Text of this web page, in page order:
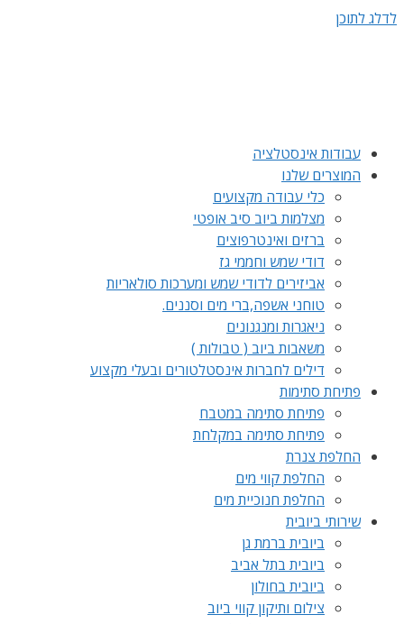
לדלג לתוכן
עבודות אינסטלציה
המוצרים שלנו
כלי עבודה מקצועים
מצלמות ביוב סיב אופטי
ברזים ואינטרפוצים
דודי שמש וחממי גז
אביזירים לדודי שמש ומערכות סולאריות
טוחני אשפה,ברי מים וסננים.
ניאגרות ומנגנונים
משאבות ביוב ( טבולות )
דילים לחברות אינסטלטורים ובעלי מקצוע
פתיחת סתימות
פתיחת סתימה במטבח
פתיחת סתימה במקלחת
החלפת צנרת
החלפת קווי מים
החלפת חנוכיית מים
שירותי ביובית
ביובית ברמת גן
ביובית בתל אביב
ביובית בחולון
צילום ותיקון קווי ביוב